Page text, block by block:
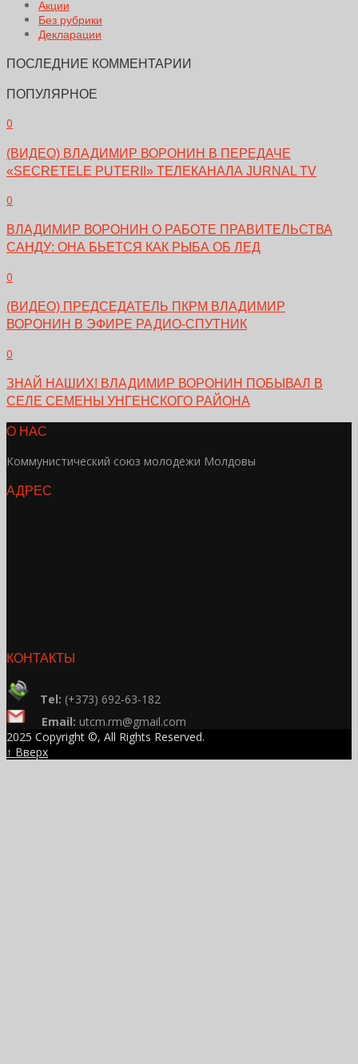
Акции
Без рубрики
Декларации
ПОСЛЕДНИЕ КОММЕНТАРИИ
ПОПУЛЯРНОЕ
0
(ВИДЕО) ВЛАДИМИР ВОРОНИН В ПЕРЕДАЧЕ
«SECRETELE PUTERII» ТЕЛЕКАНАЛА JURNAL TV
0
ВЛАДИМИР ВОРОНИН О РАБОТЕ ПРАВИТЕЛЬСТВА
САНДУ: ОНА БЬЕТСЯ КАК РЫБА ОБ ЛЕД
0
(ВИДЕО) ПРЕДСЕДАТЕЛЬ ПКРМ ВЛАДИМИР
ВОРОНИН В ЭФИРЕ РАДИО-СПУТНИК
0
ЗНАЙ НАШИХ! ВЛАДИМИР ВОРОНИН ПОБЫВАЛ В
СЕЛЕ СЕМЕНЫ УНГЕНСКОГО РАЙОНА
О НАС
Коммунистический союз молодежи Молдовы
АДРЕС
КОНТАКТЫ
Tel: (+373) 692-63-182
Email: utcm.rm@gmail.com
2025 Copyright ©, All Rights Reserved.
↑ Вверх